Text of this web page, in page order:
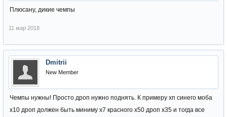
Плюсану, дикие чемпы
11 мар 2018
Dmitrii
New Member
Чемпы нужны! Просто дроп нужно поднять. К примеру хп синего моба
х10 дроп должен быть миниму х7 красного х50 дроп х35 и тогда все